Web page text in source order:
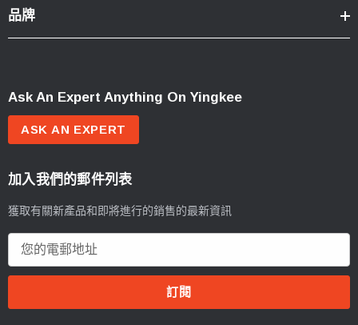
品牌
Ask An Expert Anything On Yingkee
ASK AN EXPERT
加入我們的郵件列表
獲取有關新產品和即將進行的銷售的最新資訊
郵